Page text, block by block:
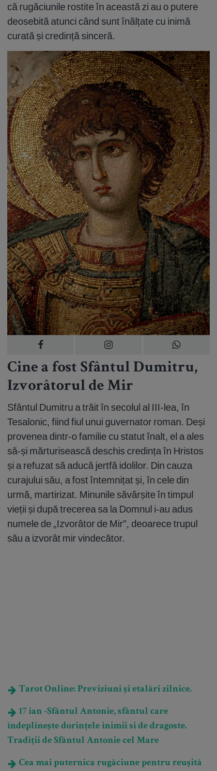
că rugăciunile rostite în această zi au o putere
deosebită atunci când sunt înălțate cu inimă
curată și credință sinceră.
Cine a fost Sfântul Dumitru,
Izvorâtorul de Mir
Sfântul Dumitru a trăit în secolul al III-lea, în
Tesalonic, fiind fiul unui guvernator roman. Deși
provenea dintr-o familie cu statut înalt, el a ales
să-și mărturisească deschis credința în Hristos
și a refuzat să aducă jertfă idolilor. Din cauza
curajului său, a fost întemnițat și, în cele din
urmă, martirizat. Minunile săvârșite în timpul
vieții și după trecerea sa la Domnul i-au adus
numele de „Izvorâtor de Mir”, deoarece trupul
său a izvorât mir vindecător.
Tarot Online: Previziuni și etalări zilnice.
17 ian -Sfântul Antonie, sfântul care
îndeplinește dorințele inimii si de dragoste.
Tradiții de Sfântul Antonie cel Mare
Cea mai puternica rugăciune pentru reușită